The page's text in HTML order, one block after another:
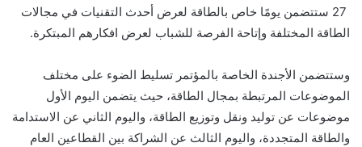
27 ستتضمن يومًا خاص بالطاقة لعرض أحدث التقنيات في مجالات
الطاقة المختلفة وإتاحة الفرصة للشباب لعرض افكارهم المبتكرة.
وستتضمن الأجندة الخاصة بالمؤتمر تسليط الضوء على مختلف
الموضوعات المرتبطة بمجال الطاقة، حيث يتضمن اليوم الأول
موضوعات عن توليد ونقل وتوزيع الطاقة، واليوم الثاني عن الاستدامة
والطاقة المتجددة، واليوم الثالث عن الشراكة بين القطاعين العام